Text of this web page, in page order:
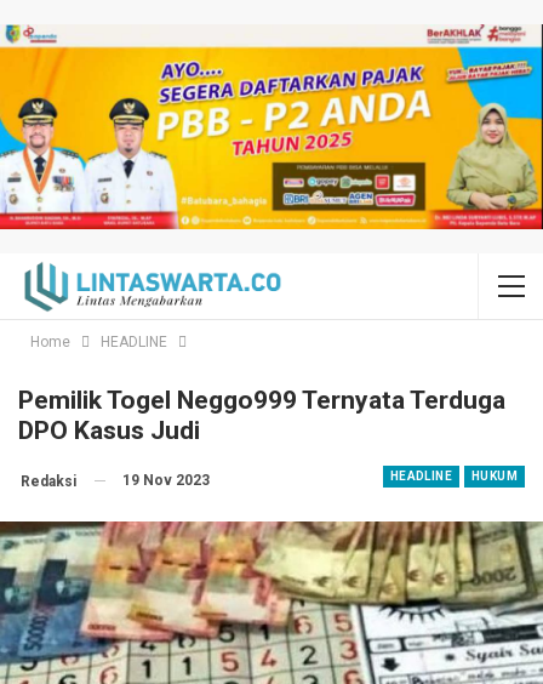
Home HEADLINE
Pemilik Togel Neggo999 Ternyata Terduga
DPO Kasus Judi
HEADLINE HUKUM
Redaksi 19 Nov 2023